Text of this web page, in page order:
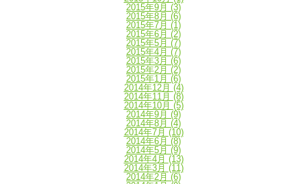
2015年9月 (3)
2015年8月 (6)
2015年7月 (1)
2015年6月 (2)
2015年5月 (7)
2015年4月 (7)
2015年3月 (6)
2015年2月 (2)
2015年1月 (6)
2014年12月 (4)
2014年11月 (8)
2014年10月 (5)
2014年9月 (9)
2014年8月 (4)
2014年7月 (10)
2014年6月 (8)
2014年5月 (9)
2014年4月 (13)
2014年3月 (11)
2014年2月 (6)